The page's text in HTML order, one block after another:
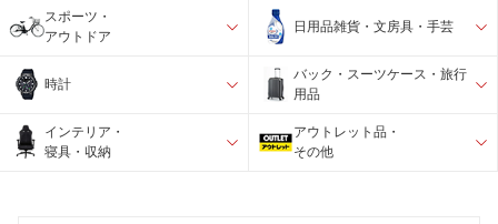
スポーツ・
アウトドア
日用品雑貨・文房具・手芸
時計
バック・スーツケース・旅行
用品
インテリア・
寝具・収納
アウトレット品・
その他